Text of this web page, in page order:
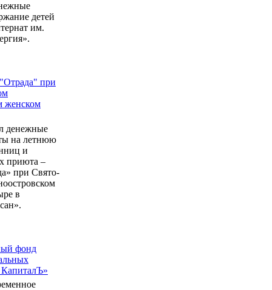
детей
им.
при
женском
денежные
на летнюю
и
приюта –
при Свято-
в
фонд